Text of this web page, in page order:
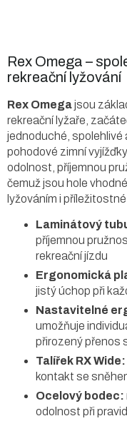
Rex Omega –
rekreační lyžování
Rex Omegajsou
rekreační lyžaře,
jednoduché, spolehlivé
pohodové zimní
odolnost, příjemnou
čemuž jsou hole
lyžováním i
Laminátový
příjemnou
rekreační jízdu
Ergonomická
jistý úchop při
Nastavitelné
umožňuje
přirozený přenos
Talířek RX Wide:
kontakt se
Ocelový bodec:
odolnost při